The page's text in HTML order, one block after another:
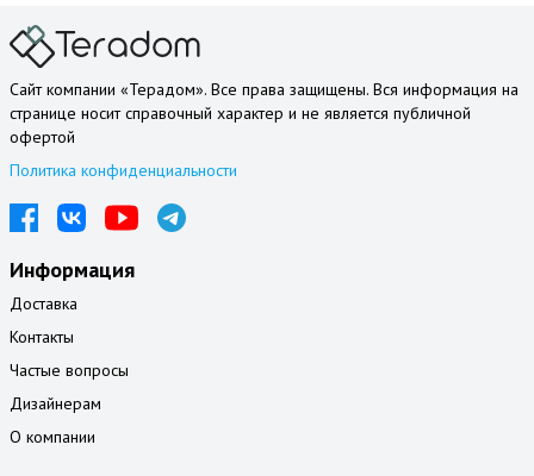
Сайт компании «Терадом». Все права защищены. Вся информация на
странице носит справочный характер и не является публичной
офертой
Политика конфиденциальности
Информация
Доставка
Контакты
Частые вопросы
Дизайнерам
О компании